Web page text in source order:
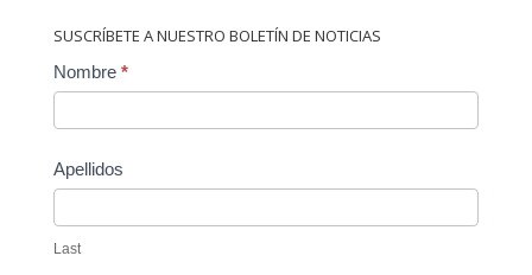
SUSCRÍBETE A NUESTRO BOLETÍN DE NOTICIAS
Contact
Nombre *
Apellidos
Last